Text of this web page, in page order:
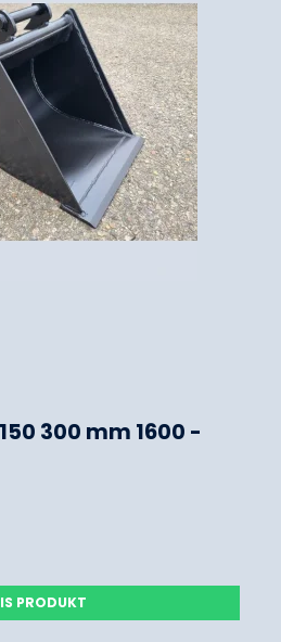
300 mm 1600 -
PRODUKT